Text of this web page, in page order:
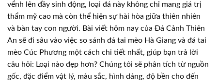
vểnh lên đầy sinh động, loại đá này không chỉ mang giá trị
thẩm mỹ cao mà còn thể hiện sự hài hòa giữa thiên nhiên
và bàn tay con người. Bài viết hôm nay của Đá Cảnh Thiên
An sẽ đi sâu vào việc so sánh đá tai mèo Hà Giang và đá tai
mèo Cúc Phương một cách chi tiết nhất, giúp bạn trả lời
câu hỏi: Loại nào đẹp hơn? Chúng tôi sẽ phân tích từ nguồn
gốc, đặc điểm vật lý, màu sắc, hình dáng, độ bền cho đến